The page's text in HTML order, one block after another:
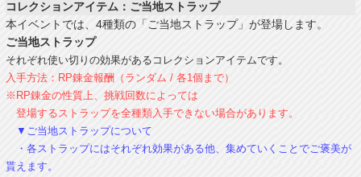
コレクションアイテム：ご当地ストラップ
本イベントでは、4種類の「ご当地ストラップ」が登場します。
ご当地ストラップ
それぞれ使い切りの効果があるコレクションアイテムです。
入手方法：RP錬金報酬（ランダム / 各1個まで）
※RP錬金の性質上、挑戦回数によっては
登場するストラップを全種類入手できない場合があります。
▼ご当地ストラップについて
・各ストラップにはそれぞれ効果がある他、集めていくことでご褒美が
貰えます。